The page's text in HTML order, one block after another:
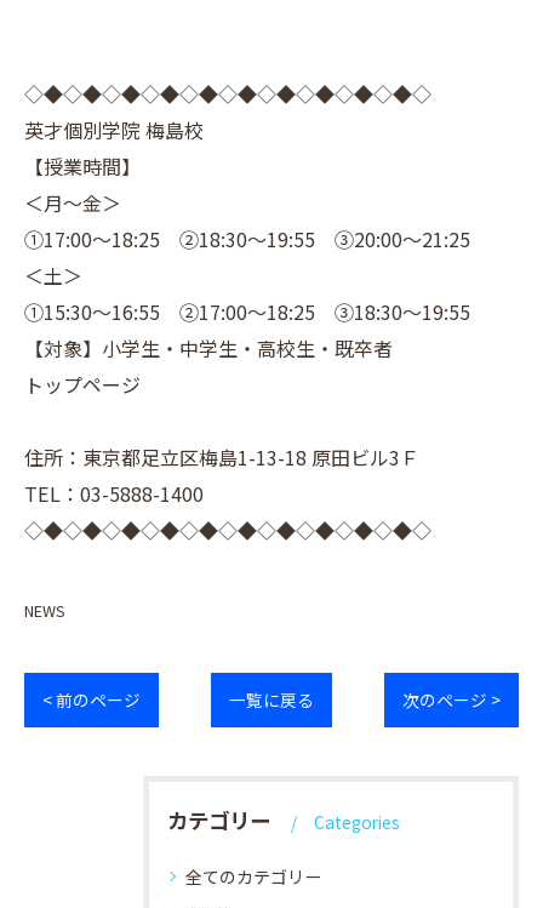
◇◆◇◆◇◆◇◆◇◆◇◆◇◆◇◆◇◆◇◆◇
英才個別学院 梅島校
【授業時間】
＜月～金＞
①17:00～18:25 ②18:30～19:55 ③20:00～21:25
＜土＞
①15:30～16:55 ②17:00～18:25 ③18:30～19:55
【対象】小学生・中学生・高校生・既卒者
トップページ
住所：東京都足立区梅島1-13-18 原田ビル3Ｆ
TEL：03-5888-1400
◇◆◇◆◇◆◇◆◇◆◇◆◇◆◇◆◇◆◇◆◇
NEWS
< 前のページ 一覧に戻る 次のページ >
カテゴリー Categories
全てのカテゴリー